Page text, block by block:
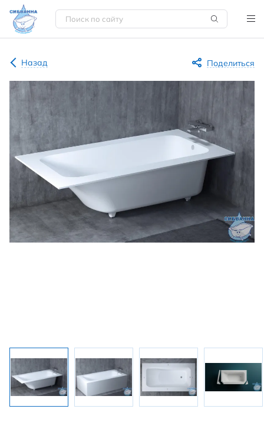
Назад Поделиться